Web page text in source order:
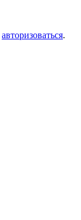
авторизоваться.